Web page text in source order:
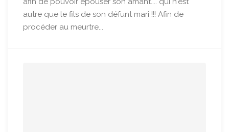
autre que le fils de son défunt mari !!! Afin de
procéder au meurtre...